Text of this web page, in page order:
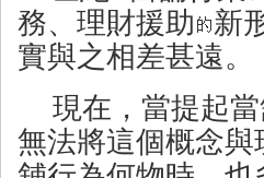
務、理財援助
新
實與之相差甚遠。
現在，當提起
無法將這個概念